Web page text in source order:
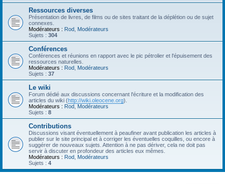
Ressources diverses
Présentation de livres, de films ou de sites traitant de la déplétion ou de sujet
connexes.
Modérateurs : Rod Modérateurs
Sujets : 304
Conférences
Conférences et réunions en rapport avec le pic pétrolier et l'épuisement des
ressources naturelles.
Modérateurs : Rod Modérateurs
Sujets : 37
Le wiki
Forum dédié aux discussions concernant l'écriture et la modification des
articles du wiki (http://wiki.oleocene.org).
Modérateurs : Rod Modérateurs
Sujets : 8
Contributions
Discussions visant éventuellement à peaufiner avant publication les articles à
publier sur le site principal et à corriger les éventuelles coquilles, ou encore à
suggérer de nouveaux sujets. Attention à ne pas dériver, cela ne doit pas
servir à discuter en profondeur des articles eux mêmes.
Modérateurs : Rod Modérateurs
Sujets : 4